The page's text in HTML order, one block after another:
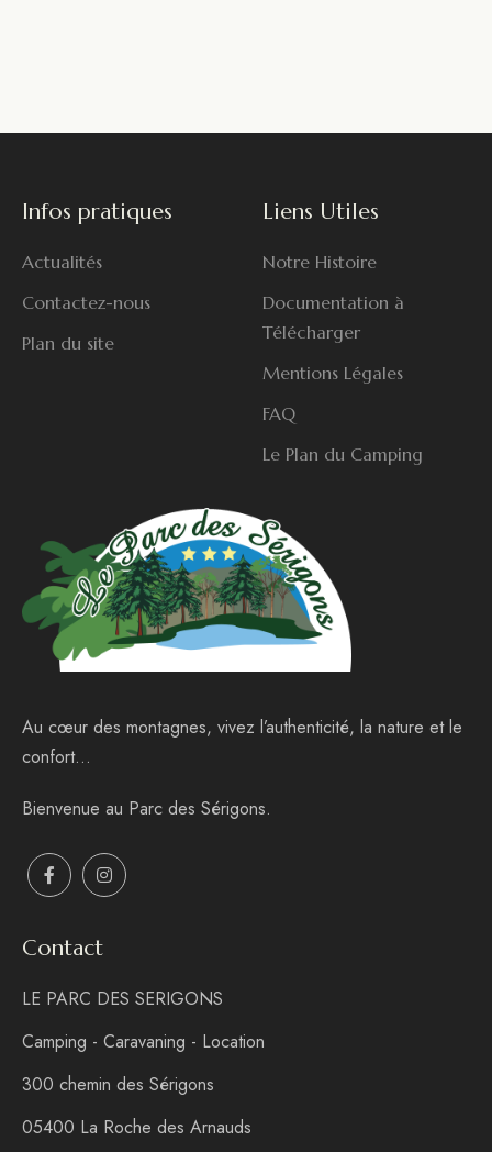
Infos pratiques
Actualités
Contactez-nous
Plan du site
Liens Utiles
Notre Histoire
Documentation à
Télécharger
Mentions Légales
FAQ
Le Plan du Camping
Au cœur des montagnes, vivez l’authenticité, la nature et le
confort…
Bienvenue au Parc des Sérigons.
Contact
LE PARC DES SERIGONS
Camping - Caravaning - Location
300 chemin des Sérigons
05400 La Roche des Arnauds